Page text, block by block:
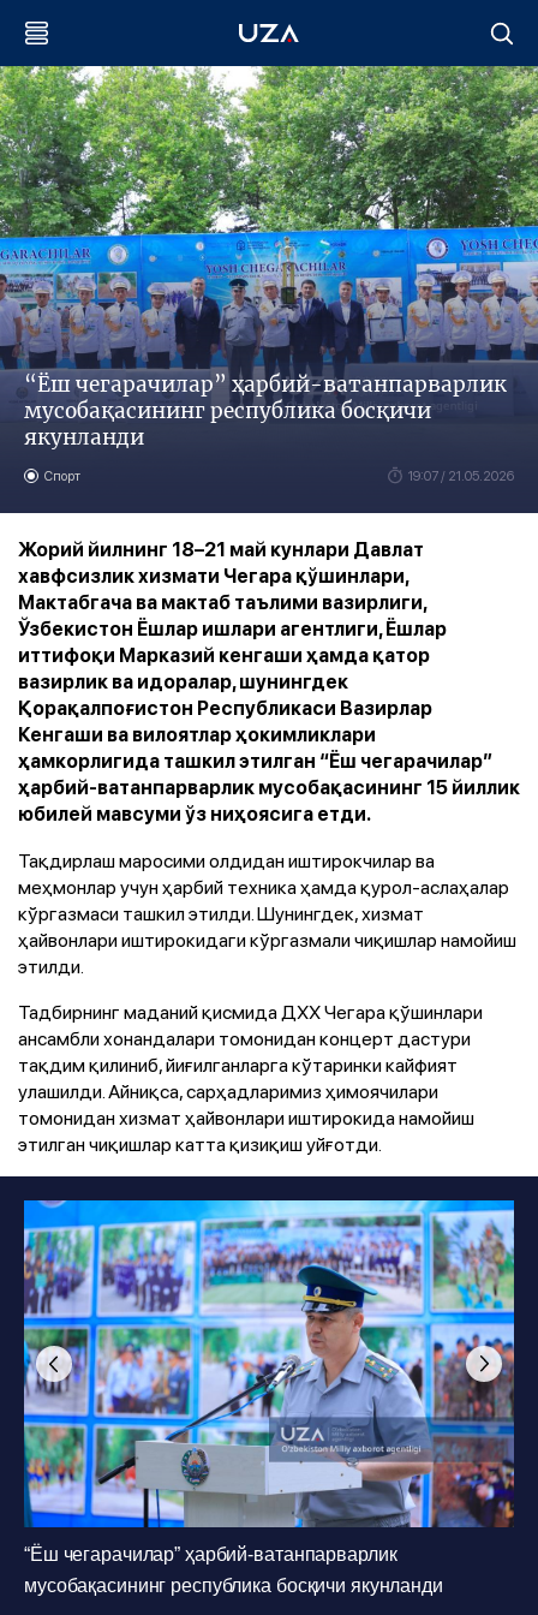
“Ёш чегарачилар” ҳарбий-ватанпарварлик
мусобақасининг республика босқичи
якунланди
Спорт 19:07 / 21.05.2026
Жорий йилнинг 18–21 май кунлари Давлат
хавфсизлик хизмати Чегара қўшинлари,
Мактабгача ва мактаб таълими вазирлиги,
Ўзбекистон Ёшлар ишлари агентлиги, Ёшлар
иттифоқи Марказий кенгаши ҳамда қатор
вазирлик ва идоралар, шунингдек
Қорақалпоғистон Республикаси Вазирлар
Кенгаши ва вилоятлар ҳокимликлари
ҳамкорлигида ташкил этилган “Ёш чегарачилар”
ҳарбий-ватанпарварлик мусобақасининг 15 йиллик
юбилей мавсуми ўз ниҳоясига етди.
Тақдирлаш маросими олдидан иштирокчилар ва
меҳмонлар учун ҳарбий техника ҳамда қурол-аслаҳалар
кўргазмаси ташкил этилди. Шунингдек, хизмат
ҳайвонлари иштирокидаги кўргазмали чиқишлар намойиш
этилди.
Тадбирнинг маданий қисмида ДХХ Чегара қўшинлари
ансамбли хонандалари томонидан концерт дастури
тақдим қилиниб, йиғилганларга кўтаринки кайфият
улашилди. Айниқса, сарҳадларимиз ҳимоячилари
томонидан хизмат ҳайвонлари иштирокида намойиш
этилган чиқишлар катта қизиқиш уйғотди.
“Ёш чегарачилар” ҳарбий-ватанпарварлик
мусобақасининг республика босқичи якунланди
Фото
Фото: O'zbekiston Milliy axborot agentligi
Фото: O'zbekiston Milliy axborot agentligi 1 /36